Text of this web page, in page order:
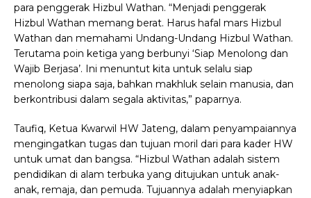
para penggerak Hizbul Wathan. “Menjadi penggerak
Hizbul Wathan memang berat. Harus hafal mars Hizbul
Wathan dan memahami Undang-Undang Hizbul Wathan.
Terutama poin ketiga yang berbunyi ‘Siap Menolong dan
Wajib Berjasa’. Ini menuntut kita untuk selalu siap
menolong siapa saja, bahkan makhluk selain manusia, dan
berkontribusi dalam segala aktivitas,” paparnya.
Taufiq, Ketua Kwarwil HW Jateng, dalam penyampaiannya
mengingatkan tugas dan tujuan moril dari para kader HW
untuk umat dan bangsa. “Hizbul Wathan adalah sistem
pendidikan di alam terbuka yang ditujukan untuk anak-
anak, remaja, dan pemuda. Tujuannya adalah menyiapkan